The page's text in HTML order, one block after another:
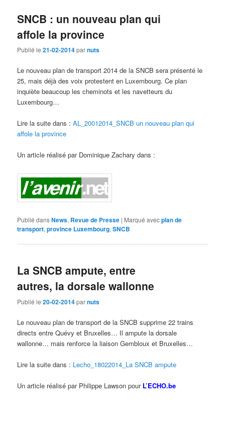
SNCB : un nouveau plan qui
affole la province
Publié le21-02-2014parnuts
Le nouveau plan de transport 2014 de la SNCB sera présenté le
25, mais déjà des voix protestent en Luxembourg. Ce plan
inquiète beaucoup les cheminots et les navetteurs du
Luxembourg…
Lire la suite dans :AL_20012014_SNCB un nouveau plan qui
affole la province
Un article réalisé par Dominique Zachary dans :
Publié dansNews, Revue de Presse | Marqué avecplan de
transport,province Luxembourg,SNCB
La SNCB ampute, entre
autres, la dorsale wallonne
Publié le20-02-2014parnuts
Le nouveau plan de transport de la SNCB supprime 22 trains
directs entre Quévy et Bruxelles… Il ampute la dorsale
wallonne… mais renforce la liaison Gembloux et Bruxelles…
Lire la suite dans : Lecho_18022014_La SNCB ampute
Un article réalisé par Philippe Lawson pour L’ECHO.be